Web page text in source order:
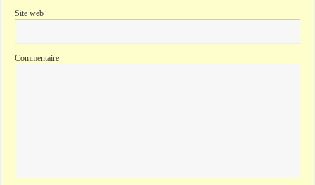
Site web
Commentaire